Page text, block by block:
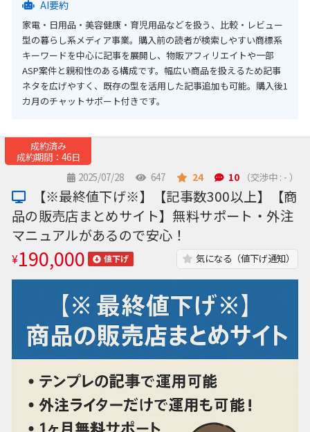
AI要約
家電・日用品・美容健康・育児用品などを扱う、比較・レビュー
型の暮らし系メディア事業。購入前の読者が検索しやすい商標系
キーワードを中心に記事を展開し、物販アフィリエイトや一部
ASP案件と親和性のある構成です。幅広い商品を扱えるため記事
ネタを広げやすく、既存の型を活用した記事追加も可能。購入後1
カ月のチャットサポート付きです。
成約済み
成約期間：46日
2025/07/28
647 24 10 （交渉中 : - ）
【※最終値下げ※】【記事数300以上】【商
品の販売店まとめサイト】無料サポート・外注
マニュアルがあるので安心！
¥190,000 値下げ 気になる（値下げ通知）